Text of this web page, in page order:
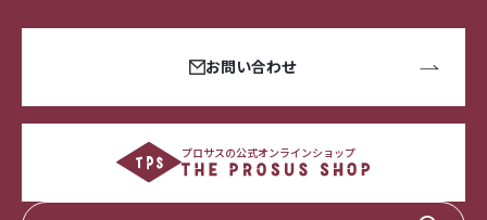
お問い合わせ
プロサスの公式オンラインショップ